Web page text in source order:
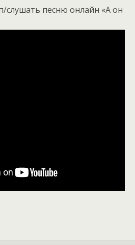
слушать песню онлайн «А он